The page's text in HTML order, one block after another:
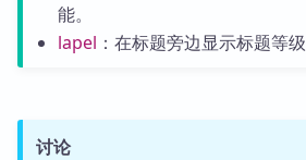
能。
lapel ：在标题旁边显示标题等级
讨论